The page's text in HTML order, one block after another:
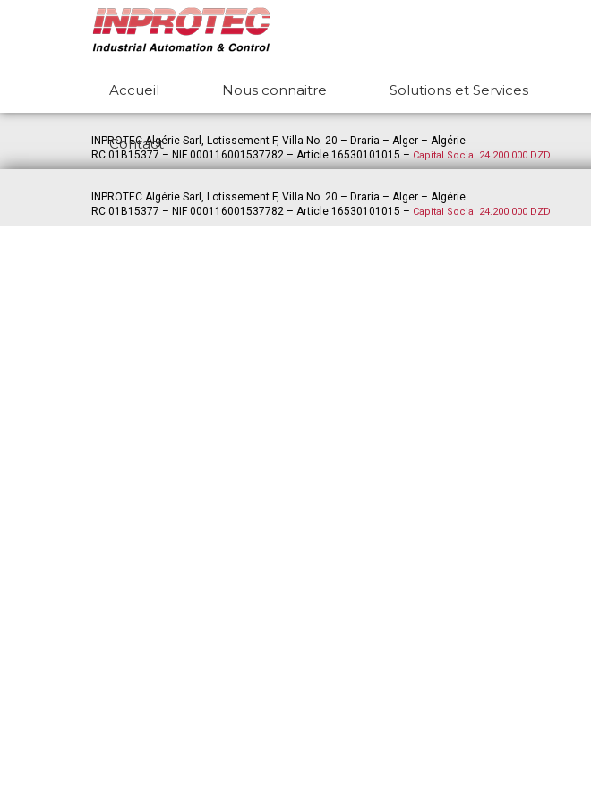
Accueil Nous connaitre Solutions et Services
Contact
INPROTEC Algérie Sarl, Lotissement F, Villa No. 20 – Draria – Alger – Algérie
RC 01B15377 – NIF 000116001537782 – Article 16530101015 – Capital Social 24.200.000 DZD
INPROTEC Algérie Sarl, Lotissement F, Villa No. 20 – Draria – Alger – Algérie
RC 01B15377 – NIF 000116001537782 – Article 16530101015 – Capital Social 24.200.000 DZD